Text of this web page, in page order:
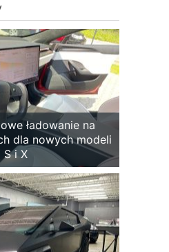
ładowanie na
dla nowych modeli
S i X